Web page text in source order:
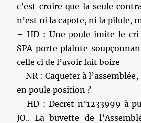
c’est croire que la seule
n’est ni la capote, ni la pilule,
– HD : Une poule imite le cri
SPA porte plainte
celle ci de l’avoir fait boire
– NR : Caqueter à
en poule position ?
– HD : Decret n°1233999 à
JO.. La buvette de